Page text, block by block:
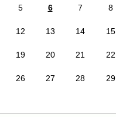
5 6 7 8
12 13 14 15
19 20 21 22
26 27 28 29